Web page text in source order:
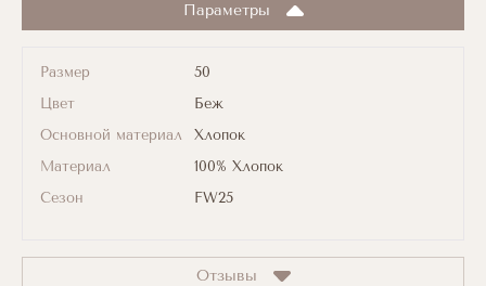
Параметры
Размер
50
Цвет
Беж
Основной материал
Хлопок
Материал
100% Хлопок
Сезон
FW25
Отзывы